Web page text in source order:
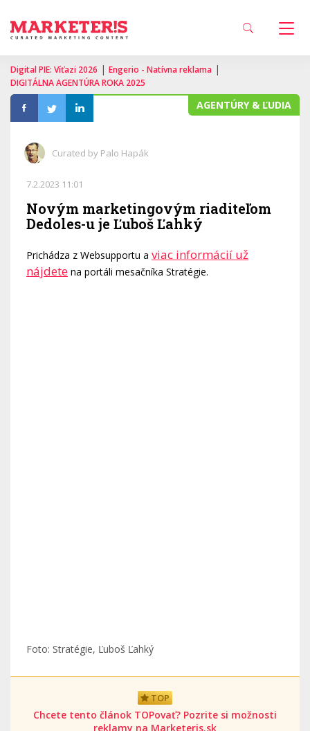
Digital PIE: Víťazi 2026 | Engerio - Natívna reklama |
DIGITÁLNA AGENTÚRA ROKA 2025
AGENTÚRY & ĽUDIA
Curated by Palo Hapák
7.2.2023 11:01
Novým marketingovým riaditeľom
Dedoles-u je Ľuboš Ľahký
Prichádza z Websupportu a viac informácií už
nájdete na portáli mesačníka Stratégie.
Foto: Stratégie, Ľuboš Ľahký
TOP
Chcete tento článok TOPovať? Pozrite si možnosti
reklamy na Marketeris.sk